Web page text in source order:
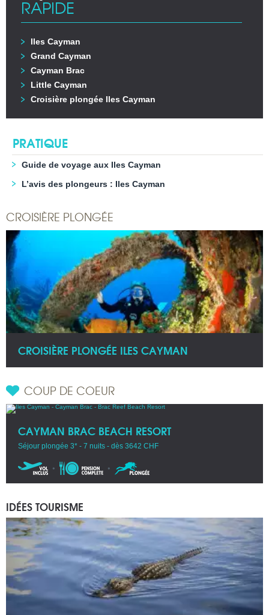
RAPIDE
Iles Cayman
Grand Cayman
Cayman Brac
Little Cayman
Croisière plongée Iles Cayman
PRATIQUE
Guide de voyage aux Iles Cayman
L’avis des plongeurs : Iles Cayman
CROISIÈRE PLONGÉE
CROISIÈRE PLONGÉE ILES CAYMAN
COUP DE COEUR
CAYMAN BRAC BEACH RESORT
Séjour plongée 3* - 7 nuits - dès 3642 CHF
IDÉES TOURISME